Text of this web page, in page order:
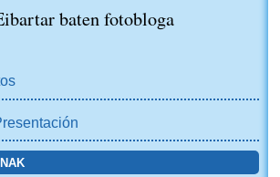
baten fotobloga